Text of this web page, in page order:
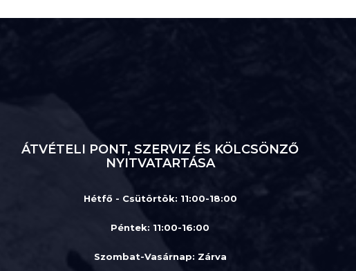
ÁTVÉTELI PONT, SZERVIZ ÉS KÖLCSÖNZŐ
NYITVATARTÁSA
Hétfő - Csütörtök: 11:00-18:00
Péntek: 11:00-16:00
Szombat-Vasárnap: Zárva